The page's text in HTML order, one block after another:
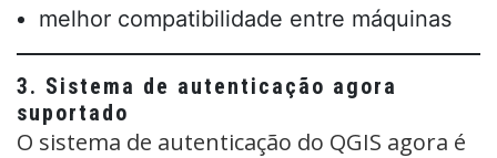
melhor compatibilidade entre máquinas
3. Sistema de autenticação agora
suportado
O sistema de autenticação do QGIS agora é